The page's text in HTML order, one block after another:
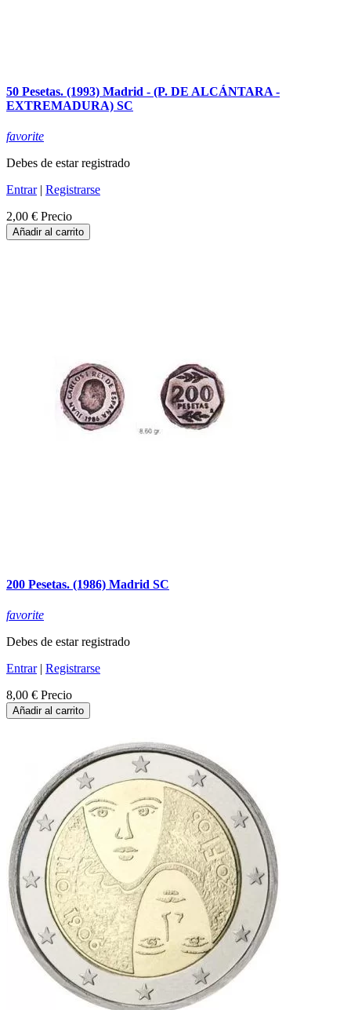
50 Pesetas. (1993) Madrid - (P. DE ALCÁNTARA -
EXTREMADURA) SC
favorite
Debes de estar registrado
Entrar| Registrarse
2,00 € Precio
Añadir al carrito
200 Pesetas. (1986) Madrid SC
favorite
Debes de estar registrado
Entrar| Registrarse
8,00 € Precio
Añadir al carrito